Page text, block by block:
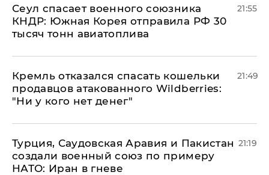
​Сеул спасает военного союзника
КНДР: Южная Корея отправила РФ 30
тысяч тонн авиатоплива
21:55
Кремль отказался спасать кошельки
продавцов атакованного Wildberries:
"Ни у кого нет денег"
21:49
Турция, Саудовская Аравия и Пакистан
создали военный союз по примеру
НАТО: Иран в гневе
21:19